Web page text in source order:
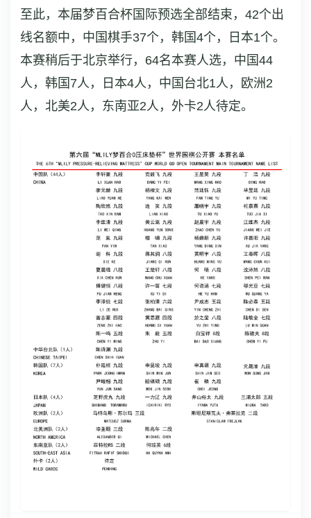
至此，本届梦百合杯国际预选全部结束，42个出
线名额中，中国棋手37个，韩国4个，日本1个。
本赛稍后于北京举行，64名本赛人选，中国44
人，韩国7人，日本4人，中国台北1人，欧洲2
人，北美2人，东南亚2人，外卡2人待定。